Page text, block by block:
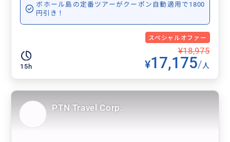
ボホール島の定番ツアーがクーポン自動適用で1800
円引き！
スペシャルオファー
15h
¥18,975
¥17,175/人
PTN Travel Corp.